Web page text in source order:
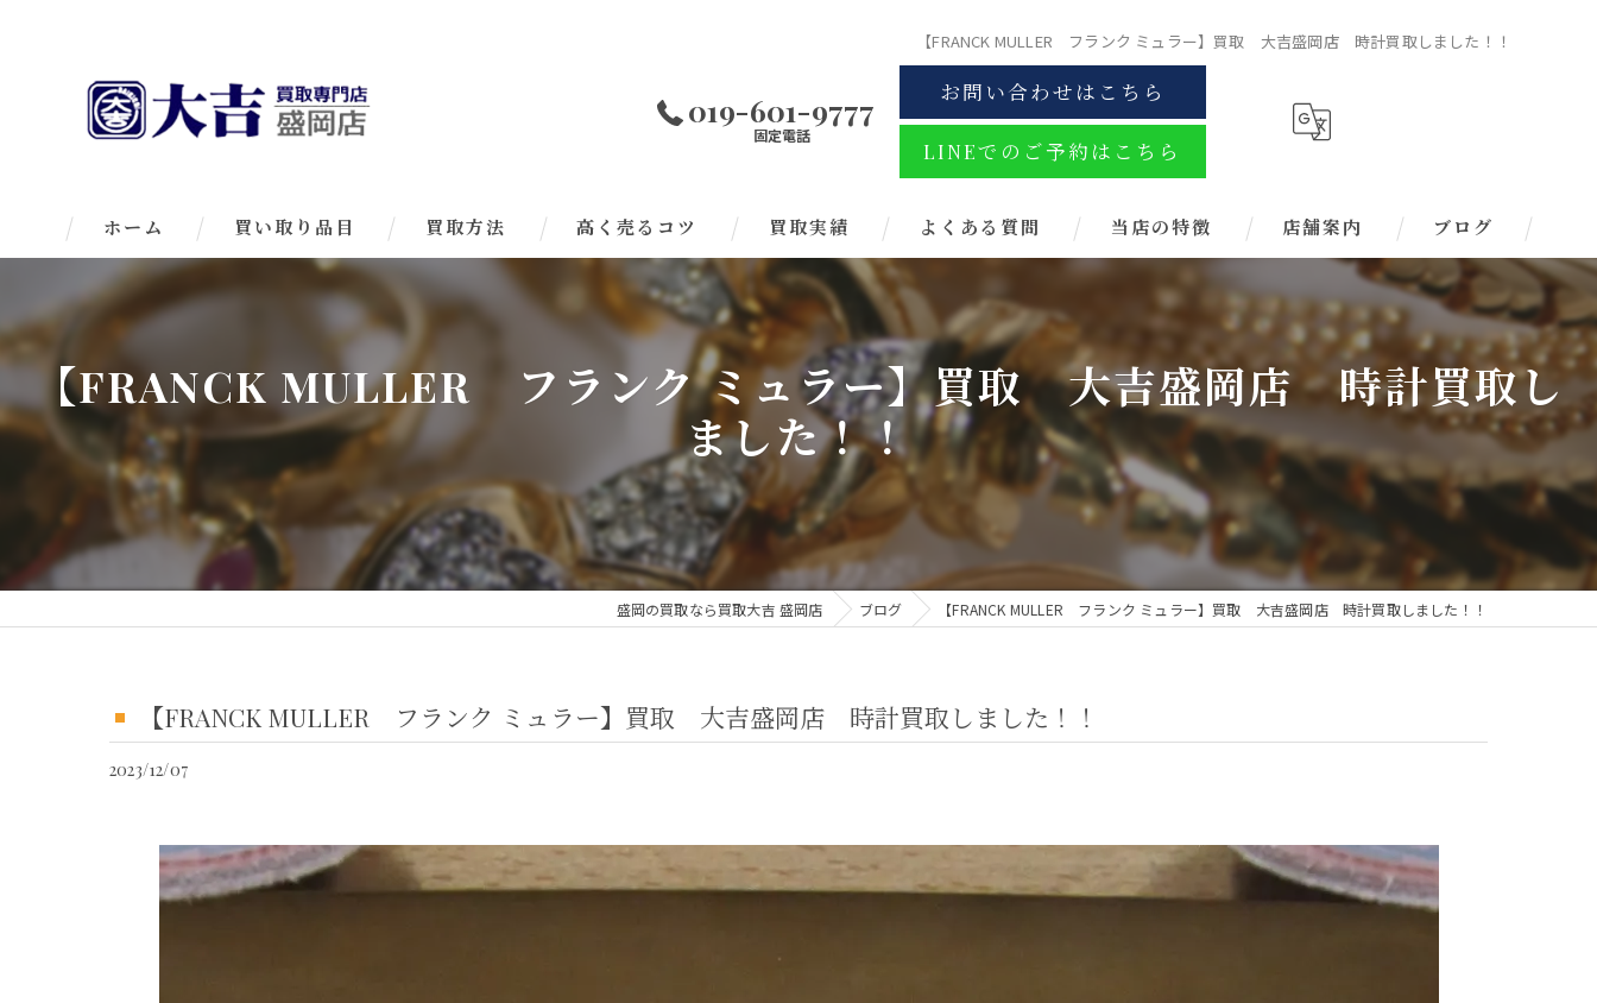
【FRANCK MULLER フランク ミュラー】買取 大吉盛岡店 時計買取しました！！
019-601-9777
固定電話
お問い合わせはこちら
LINEでのご予約はこちら
ホーム 買い取り品目 買取方法 高く売るコツ 買取実績 よくある質問 当店の特徴
ブランド
金券
時計
店舗案内 ブログ
【FRANCK MULLER フランク ミュラー】買取 大吉盛岡店 時計買取し
ました！！
盛岡の買取なら買取大吉 盛岡店 ブログ 【FRANCK MULLER フランク ミュラー】買取 大吉盛岡店 時計買取しました！！
【FRANCK MULLER フランク ミュラー】買取 大吉盛岡店 時計買取しました！！
2023/12/07